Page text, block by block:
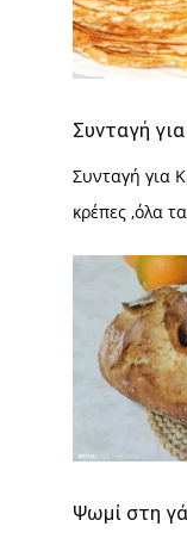
Συνταγή
Συνταγή για
κρέπες ,όλα
Ψωμί στη